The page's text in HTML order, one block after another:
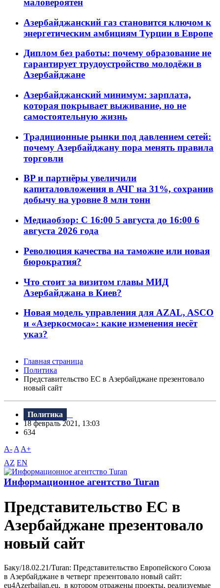
маловероятен
Азербайджанский газ становится ключом к
энергетическим амбициям Турции в Европе
Диплом без работы: почему образование не
гарантирует трудоустройство молодёжи в
Азербайджане
Азербайджанский минимум: зарплата,
которая покрывает выживание, но не
самостоятельную жизнь
Традиционные рынки под давлением сетей:
почему Азербайджану пора менять правила
торговли
BP и партнёры увеличили
капиталовложения в АЧГ на 31%, сохранив
добычу на уровне 8 млн тонн
Медиаобзор: С 16:00 5 августа до 16:00 6
августа 2026 года
Революция качества на таможне или новая
бюрократия?
Что стоит за визитом главы МИД
Азербайджана в Киев?
Новая модель управления для AZAL, ASCO
и «Азеркосмоса»: какие изменения несёт
указ?
Главная страница
Политика
Представительство ЕС в Азербайджане презентовало
новый сайт
Политика
18 февраль 2021, 13:03
634
A- A A+
AZ EN
Информационное агентство Turan
Представительство ЕС в
Азербайджане презентовало
новый сайт
Баку/18.02.21/Turan: Представительство Европейского Союза
в Азербайджане в четверг презентовало новый сайт:
eu4Azerbaijan.eu, в котором отражены проекты, реализуемые